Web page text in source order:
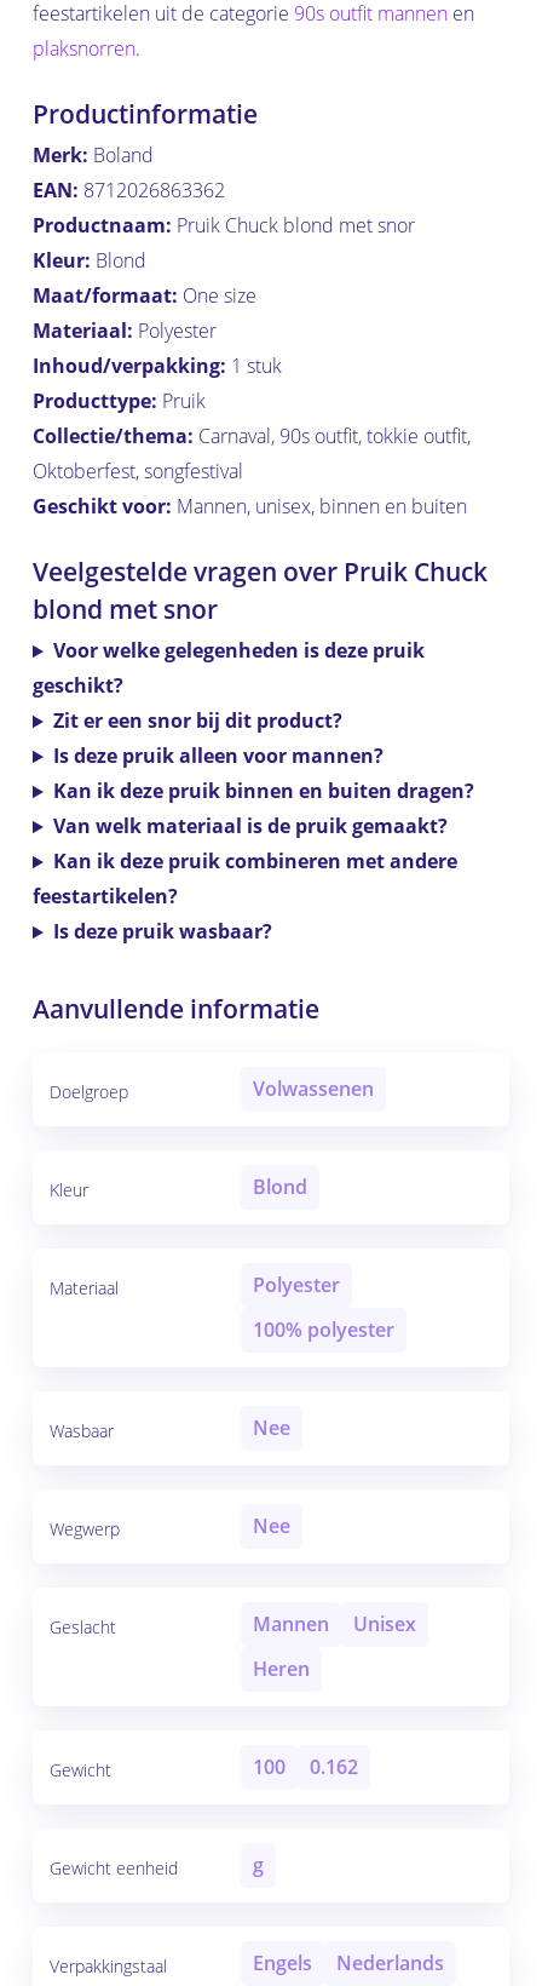
feestartikelen uit de categorie 90s outfit mannenen
plaksnorren.
Productinformatie
Merk: Boland
EAN: 8712026863362
Productnaam: Pruik Chuck blond met snor
Kleur: Blond
Maat/formaat: One size
Materiaal: Polyester
Inhoud/verpakking: 1 stuk
Producttype: Pruik
Collectie/thema: Carnaval, 90s outfit, tokkie outfit,
Oktoberfest, songfestival
Geschikt voor: Mannen, unisex, binnen en buiten
Veelgestelde vragen over Pruik Chuck
blond met snor
Voor welke gelegenheden is deze pruik
geschikt?
Zit er een snor bij dit product?
Is deze pruik alleen voor mannen?
Kan ik deze pruik binnen en buiten dragen?
Van welk materiaal is de pruik gemaakt?
Kan ik deze pruik combineren met andere
feestartikelen?
Is deze pruik wasbaar?
Aanvullende informatie
Doelgroep Volwassenen
Kleur Blond
Materiaal
Polyester
100% polyester
Wasbaar Nee
Wegwerp Nee
Geslacht Mannen
Unisex
Heren
Gewicht 100 0.162
Gewicht eenheid g
Verpakkingstaal Engels Nederlands